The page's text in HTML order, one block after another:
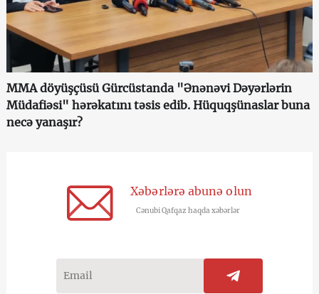
MMA döyüşçüsü Gürcüstanda "Ənənəvi Dəyərlərin
Müdafiəsi" hərəkatını təsis edib. Hüquqşünaslar buna
necə yanaşır?
Xəbərlərə abunə olun
Cənubi Qafqaz haqda xəbərlər